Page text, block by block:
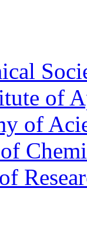
of
of